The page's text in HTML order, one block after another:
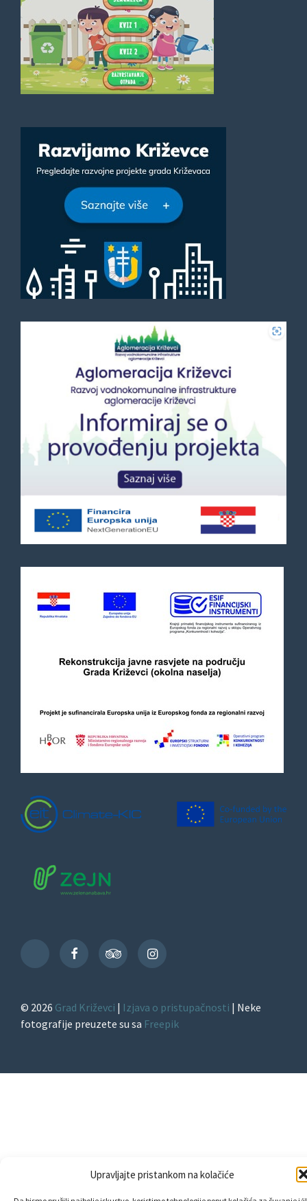
Upravljajte pristankom na kolačiće
TikTok
FacebookTripAdvisorInstagram
© 2026 Grad Križevci | Izjava o pristupačnosti | Neke
fotografije preuzete su sa Freepik